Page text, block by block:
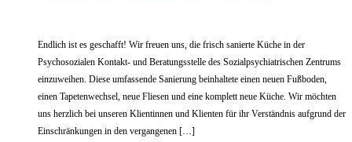
Endlich ist es geschafft! Wir freuen uns, die frisch sanierte Küche in der
Psychosozialen Kontakt- und Beratungsstelle des Sozialpsychiatrischen Zentrums
einzuweihen. Diese umfassende Sanierung beinhaltete einen neuen Fußboden,
einen Tapetenwechsel, neue Fliesen und eine komplett neue Küche. Wir möchten
uns herzlich bei unseren Klientinnen und Klienten für ihr Verständnis aufgrund der
Einschränkungen in den vergangenen […]